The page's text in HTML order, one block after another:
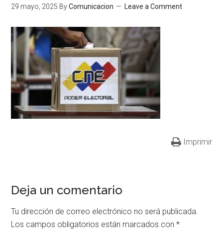
29 mayo, 2025 ByComunicacion Leave a Comment
Imprimir
Deja un comentario
Tu dirección de correo electrónico no será publicada.
Los campos obligatorios están marcados con*